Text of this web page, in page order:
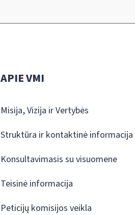
APIE VMI
Misija, Vizija ir Vertybės
Struktūra ir kontaktinė informacija
Konsultavimasis su visuomene
Teisinė informacija
Peticijų komisijos veikla